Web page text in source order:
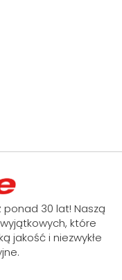
30 lat! Naszą
które
jakość i niezwykłe